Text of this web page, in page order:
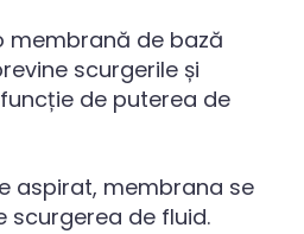
membrană de bază
scurgerile și
de puterea de
aspirat, membrana se
scurgerea de fluid.